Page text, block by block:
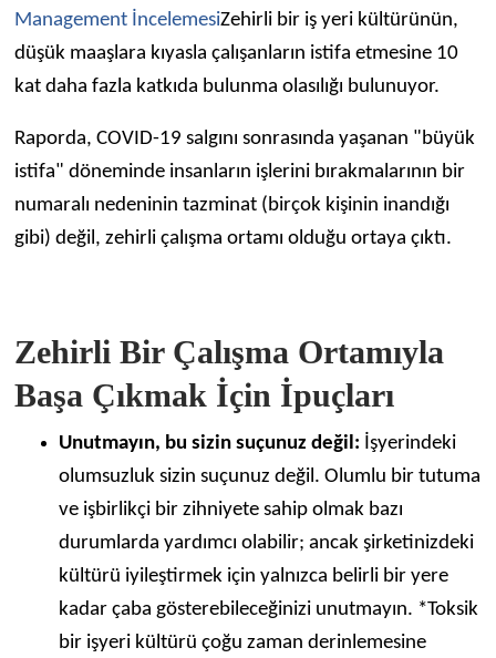
Management İncelemesiZehirli bir iş yeri kültürünün,
düşük maaşlara kıyasla çalışanların istifa etmesine 10
kat daha fazla katkıda bulunma olasılığı bulunuyor.
Raporda, COVID-19 salgını sonrasında yaşanan "büyük
istifa" döneminde insanların işlerini bırakmalarının bir
numaralı nedeninin tazminat (birçok kişinin inandığı
gibi) değil, zehirli çalışma ortamı olduğu ortaya çıktı.
Zehirli Bir Çalışma Ortamıyla
Başa Çıkmak İçin İpuçları
Unutmayın, bu sizin suçunuz değil: İşyerindeki
olumsuzluk sizin suçunuz değil. Olumlu bir tutuma
ve işbirlikçi bir zihniyete sahip olmak bazı
durumlarda yardımcı olabilir; ancak şirketinizdeki
kültürü iyileştirmek için yalnızca belirli bir yere
kadar çaba gösterebileceğinizi unutmayın. *Toksik
bir işyeri kültürü çoğu zaman derinlemesine